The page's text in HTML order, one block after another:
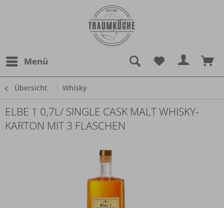
Menü
Übersicht Whisky
ELBE 1 0,7L/ SINGLE CASK MALT WHISKY-
KARTON MIT 3 FLASCHEN